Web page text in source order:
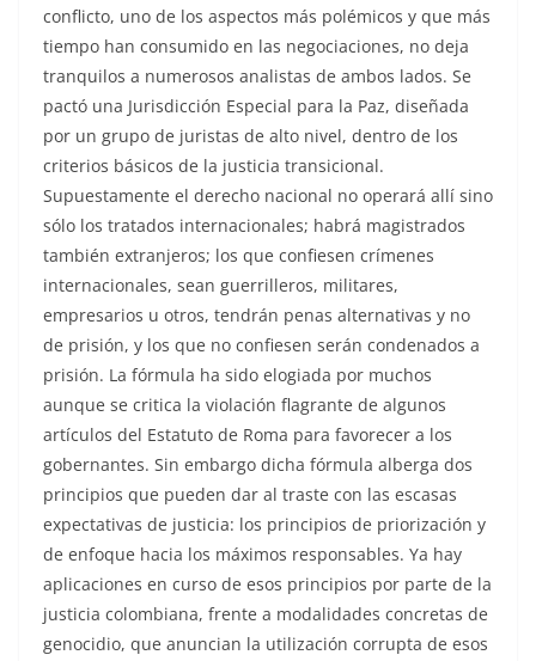
conflicto, uno de los aspectos más polémicos y que más
tiempo han consumido en las negociaciones, no deja
tranquilos a numerosos analistas de ambos lados. Se
pactó una Jurisdicción Especial para la Paz, diseñada
por un grupo de juristas de alto nivel, dentro de los
criterios básicos de la justicia transicional.
Supuestamente el derecho nacional no operará allí sino
sólo los tratados internacionales; habrá magistrados
también extranjeros; los que confiesen crímenes
internacionales, sean guerrilleros, militares,
empresarios u otros, tendrán penas alternativas y no
de prisión, y los que no confiesen serán condenados a
prisión. La fórmula ha sido elogiada por muchos
aunque se critica la violación flagrante de algunos
artículos del Estatuto de Roma para favorecer a los
gobernantes. Sin embargo dicha fórmula alberga dos
principios que pueden dar al traste con las escasas
expectativas de justicia: los principios de priorización y
de enfoque hacia los máximos responsables. Ya hay
aplicaciones en curso de esos principios por parte de la
justicia colombiana, frente a modalidades concretas de
genocidio, que anuncian la utilización corrupta de esos